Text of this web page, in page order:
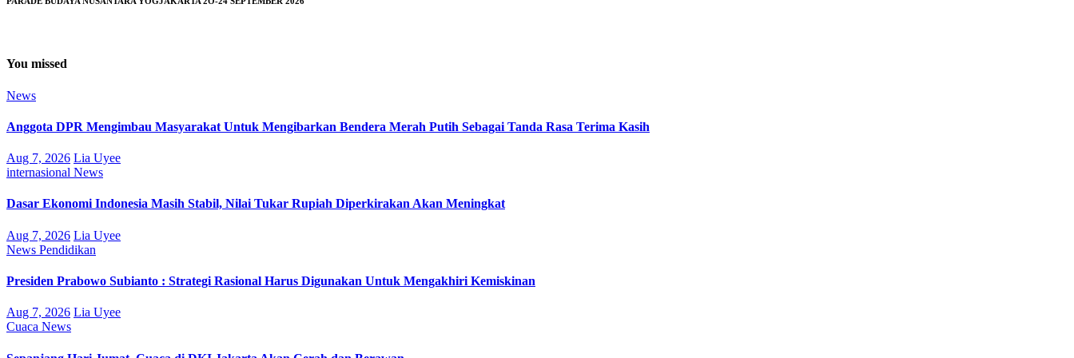
You missed
News
Anggota DPR Mengimbau Masyarakat Untuk Mengibarkan Bendera Merah Putih Sebagai Tanda Rasa Terima Kasih
Aug 7, 2026 Lia Uyee
internasional News
Dasar Ekonomi Indonesia Masih Stabil, Nilai Tukar Rupiah Diperkirakan Akan Meningkat
Aug 7, 2026 Lia Uyee
News Pendidikan
Presiden Prabowo Subianto : Strategi Rasional Harus Digunakan Untuk Mengakhiri Kemiskinan
Aug 7, 2026 Lia Uyee
Cuaca News